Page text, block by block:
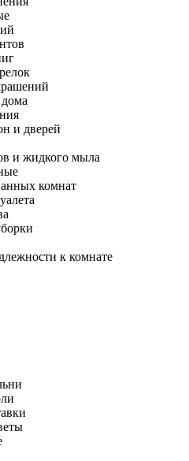
и дверей
и жидкого мыла
комнат
к комнате